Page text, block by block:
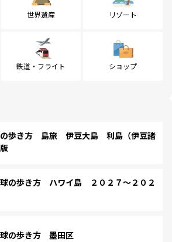
世界遺産 リゾート
鉄道・フライト ショップ
歩き方 島旅 伊豆大島 利島（伊豆諸
の歩き方 ハワイ島 ２０２７～２０２
の歩き方 墨田区